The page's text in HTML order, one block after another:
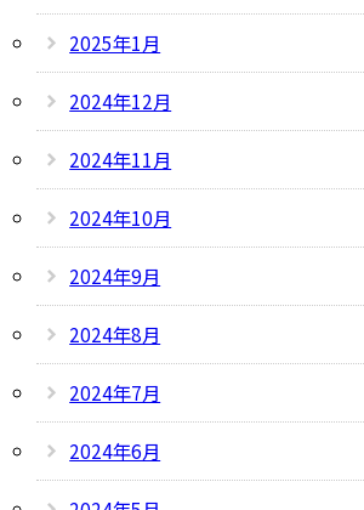
2025年1月
2024年12月
2024年11月
2024年10月
2024年9月
2024年8月
2024年7月
2024年6月